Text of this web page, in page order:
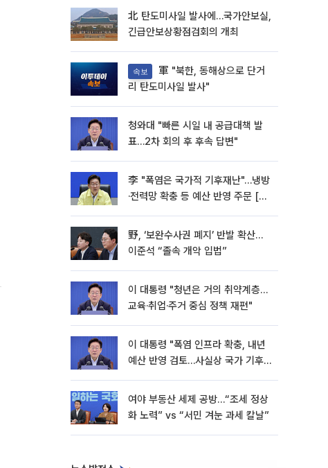
北 탄도미사일 발사에…국가안보실,
긴급안보상황점검회의 개최
속보
리 탄도미사일 발사"
청와대 "빠른 시일 내 공급대책 발
표…2차 회의 후 후속 답변"
李 "폭염은 국가적 기후재난"…냉방
·전력망 확충 등 예산 반영 주문 [종
野, ‘보완수사권 폐지’ 반발 확산…
이준석 “졸속 개악 입법”
이 대통령 "청년은 거의 취약계층…
교육·취업·주거 중심 정책 재편"
이 대통령 "폭염 인프라 확충, 내년
예산 반영 검토…사실상 국가 기후
여야 부동산 세제 공방…“조세 정상
화 노력” vs “서민 겨눈 과세 칼날”